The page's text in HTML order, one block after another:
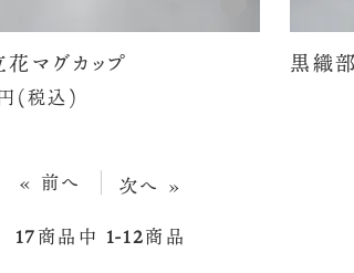
マグカップ
(税込)
黒織
« 前へ
次へ »
17商品中 1-12商品